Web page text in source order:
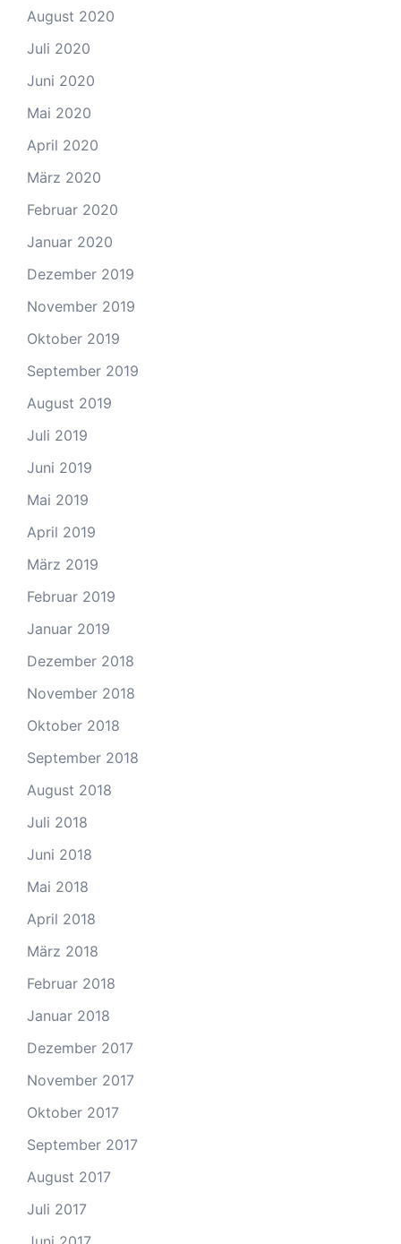
August 2020
Juli 2020
Juni 2020
Mai 2020
April 2020
März 2020
Februar 2020
Januar 2020
Dezember 2019
November 2019
Oktober 2019
September 2019
August 2019
Juli 2019
Juni 2019
Mai 2019
April 2019
März 2019
Februar 2019
Januar 2019
Dezember 2018
November 2018
Oktober 2018
September 2018
August 2018
Juli 2018
Juni 2018
Mai 2018
April 2018
März 2018
Februar 2018
Januar 2018
Dezember 2017
November 2017
Oktober 2017
September 2017
August 2017
Juli 2017